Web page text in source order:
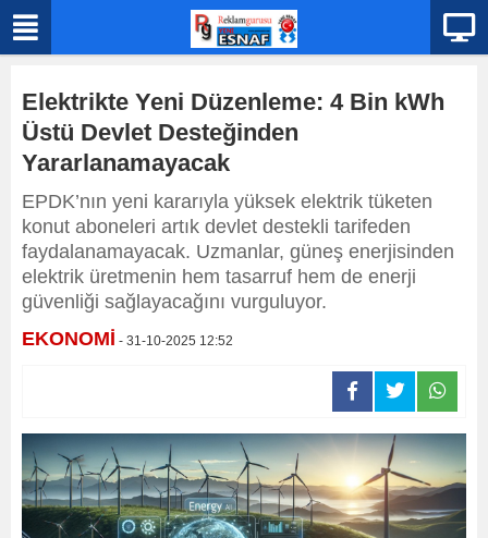
Elektrikte Yeni Düzenleme: 4 Bin kWh
Üstü Devlet Desteğinden
Yararlanamayacak
EPDK’nın yeni kararıyla yüksek elektrik tüketen
konut aboneleri artık devlet destekli tarifeden
faydalanamayacak. Uzmanlar, güneş enerjisinden
elektrik üretmenin hem tasarruf hem de enerji
güvenliği sağlayacağını vurguluyor.
EKONOMİ - 31-10-2025 12:52